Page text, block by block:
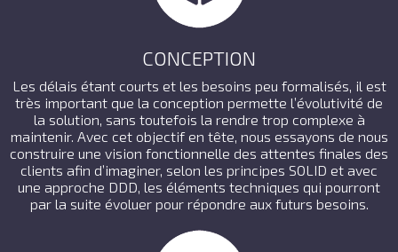
CONCEPTION
Les délais étant courts et les besoins peu formalisés, il est
très important que la conception permette l’évolutivité de
la solution, sans toutefois la rendre trop complexe à
maintenir. Avec cet objectif en tête, nous essayons de nous
construire une vision fonctionnelle des attentes finales des
clients afin d’imaginer, selon les principes SOLID et avec
une approche DDD, les éléments techniques qui pourront
par la suite évoluer pour répondre aux futurs besoins.